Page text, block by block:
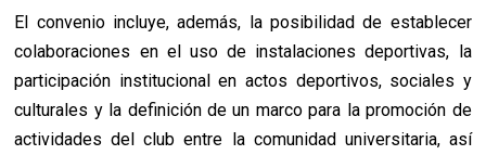
El convenio incluye, además, la posibilidad de establecer
colaboraciones en el uso de instalaciones deportivas, la
participación institucional en actos deportivos, sociales y
culturales y la definición de un marco para la promoción de
actividades del club entre la comunidad universitaria, así